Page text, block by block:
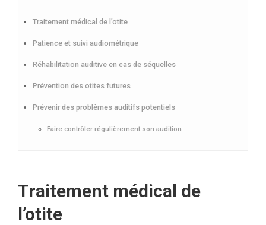
Traitement médical de l’otite
Patience et suivi audiométrique
Réhabilitation auditive en cas de séquelles
Prévention des otites futures
Prévenir des problèmes auditifs potentiels
Faire contrôler régulièrement son audition
Traitement médical de
l’otite